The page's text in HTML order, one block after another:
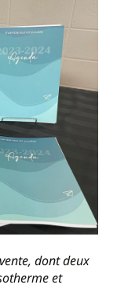
dont deux
et